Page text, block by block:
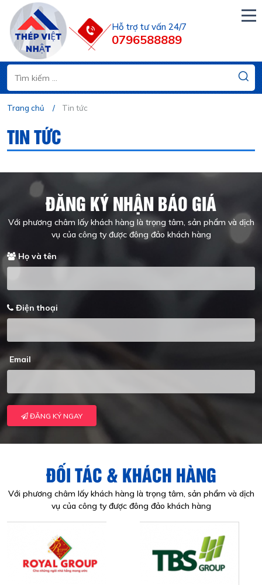
Hỗ trợ tư vấn 24/7
0796588889
Trang chủ Tin tức
TIN TỨC
ĐĂNG KÝ NHẬN BÁO GIÁ
Với phương châm lấy khách hàng là trọng tâm, sản phẩm và dịch
vụ của công ty được đông đảo khách hàng
Họ và tên
Điện thoại
Email
ĐĂNG KÝ NGAY
ĐỐI TÁC & KHÁCH HÀNG
Với phương châm lấy khách hàng là trọng tâm, sản phẩm và dịch
vụ của công ty được đông đảo khách hàng